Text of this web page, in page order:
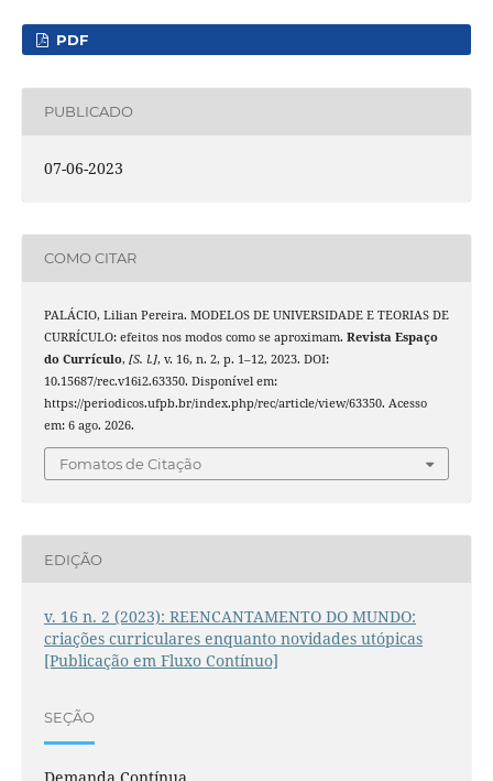
PDF
PUBLICADO
07-06-2023
COMO CITAR
PALÁCIO, Lilian Pereira. MODELOS DE UNIVERSIDADE E TEORIAS DE
CURRÍCULO: efeitos nos modos como se aproximam. Revista Espaço
do Currículo, [S. l.], v. 16, n. 2, p. 1–12, 2023. DOI:
10.15687/rec.v16i2.63350. Disponível em:
https://periodicos.ufpb.br/index.php/rec/article/view/63350. Acesso
em: 6 ago. 2026.
Fomatos de Citação
EDIÇÃO
v. 16 n. 2 (2023): REENCANTAMENTO DO MUNDO:
criações curriculares enquanto novidades utópicas
[Publicação em Fluxo Contínuo]
SEÇÃO
Demanda Contínua